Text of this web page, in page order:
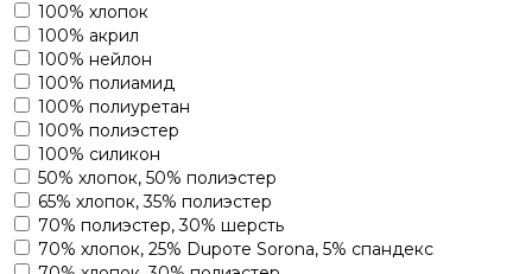
100% хлопок
100% акрил
100% нейлон
100% полиамид
100% полиуретан
100% полиэстер
100% силикон
50% хлопок, 50% полиэстер
65% хлопок, 35% полиэстер
70% полиэстер, 30% шерсть
70% хлопок, 25% Dupoте Sorona, 5% спандекс